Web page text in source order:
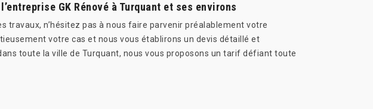
GK Rénové à Turquant et ses environs
n’hésitez pas à nous faire parvenir préalablement votre
votre cas et nous vous établirons un devis détaillé et
toute la ville de Turquant, nous vous proposons un tarif défiant toute